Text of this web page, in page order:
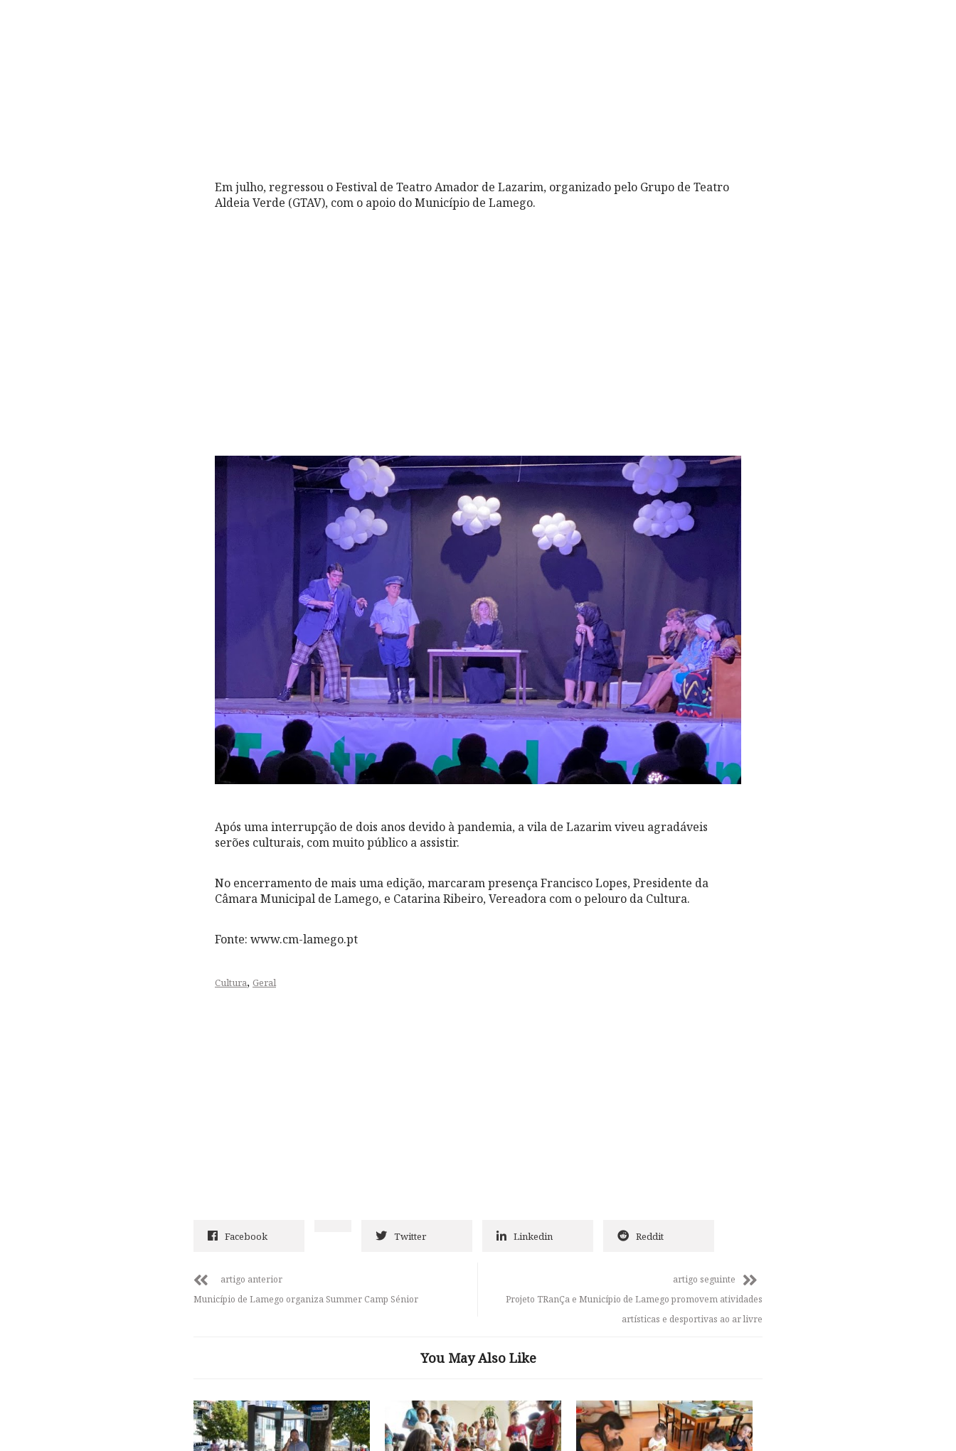
Em julho, regressou o Festival de Teatro Amador de Lazarim, organizado pelo Grupo de Teatro
Aldeia Verde (GTAV), com o apoio do Município de Lamego.
Após uma interrupção de dois anos devido à pandemia, a vila de Lazarim viveu agradáveis
serões culturais, com muito público a assistir.
No encerramento de mais uma edição, marcaram presença Francisco Lopes, Presidente da
Câmara Municipal de Lamego, e Catarina Ribeiro, Vereadora com o pelouro da Cultura.
Fonte: www.cm-lamego.pt
Cultura, Geral
Facebook Twitter Linkedin Reddit
artigo anterior
Município de Lamego organiza Summer Camp Sénior
artigo seguinte
Projeto TRanÇa e Município de Lamego promovem atividades
artísticas e desportivas ao ar livre
You May Also Like